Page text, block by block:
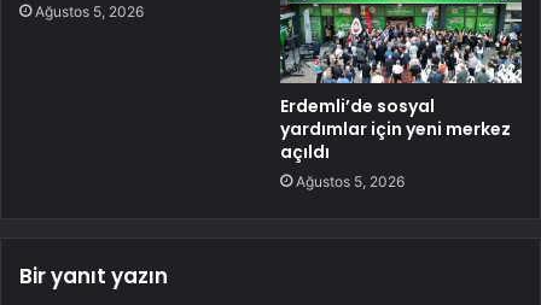
Ağustos 5, 2026
Erdemli’de sosyal
yardımlar için yeni merkez
açıldı
Ağustos 5, 2026
Bir yanıt yazın